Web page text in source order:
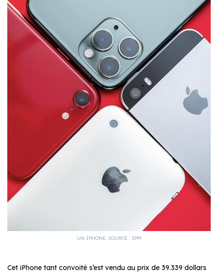
UN IPHONE. SOURCE : SPM
Cet iPhone tant convoité s’est vendu au prix de 39.339 dollars